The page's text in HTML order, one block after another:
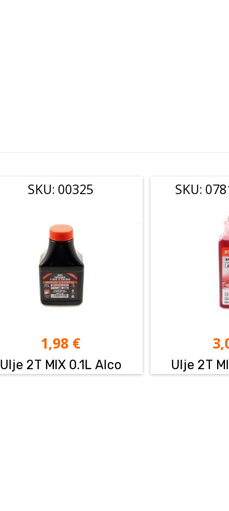
SKU: 00325
1,98 €
Ulje 2T MIX 0.1L Alco
SKU:
Ulje 2T